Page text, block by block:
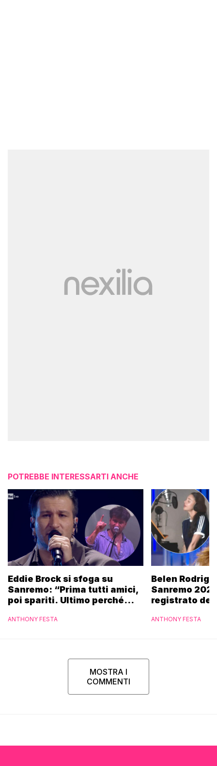
POTREBBE INTERESSARTI ANCHE
Eddie Brock si sfoga su
Sanremo: “Prima tutti amici,
poi spariti. Ultimo perché
marchette”
ANTHONY FESTA
Belen
Sanremo
registrato dei
ANTHONY FESTA
MOSTRA I
COMMENTI